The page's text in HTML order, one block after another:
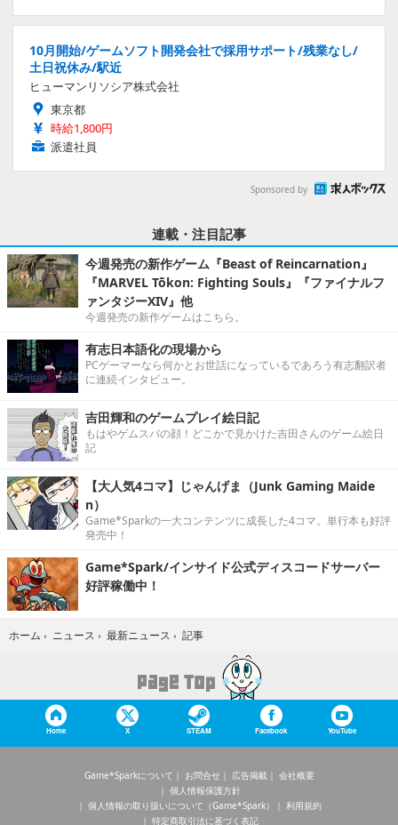
10月開始/ゲームソフト開発会社で採用サポート/残業なし/
土日祝休み/駅近
ヒューマンリソシア株式会社
東京都
時給1,800円
派遣社員
Sponsored by
連載・注目記事
今週発売の新作ゲーム『Beast of Reincarnation』
『MARVEL Tōkon: Fighting Souls』『ファイナルフ
ァンタジーXIV』他
今週発売の新作ゲームはこちら。
有志日本語化の現場から
PCゲーマーなら何かとお世話になっているであろう有志翻訳者
に連続インタビュー。
吉田輝和のゲームプレイ絵日記
もはやゲムスパの顔！どこかで見かけた吉田さんのゲーム絵日
記
【大人気4コマ】じゃんげま（Junk Gaming Maide
n）
Game*Sparkの一大コンテンツに成長した4コマ。単行本も好評
発売中！
Game*Spark/インサイド公式ディスコードサーバー
好評稼働中！
ホーム › ニュース › 最新ニュース › 記事
Home X STEAM Facebook YouTube
Game*Sparkについて お問合せ 広告掲載
会社概要
個人情報保護方針
個人情報の取り扱いについて（Game*Spark）
利用規約
特定商取引法に基づく表記